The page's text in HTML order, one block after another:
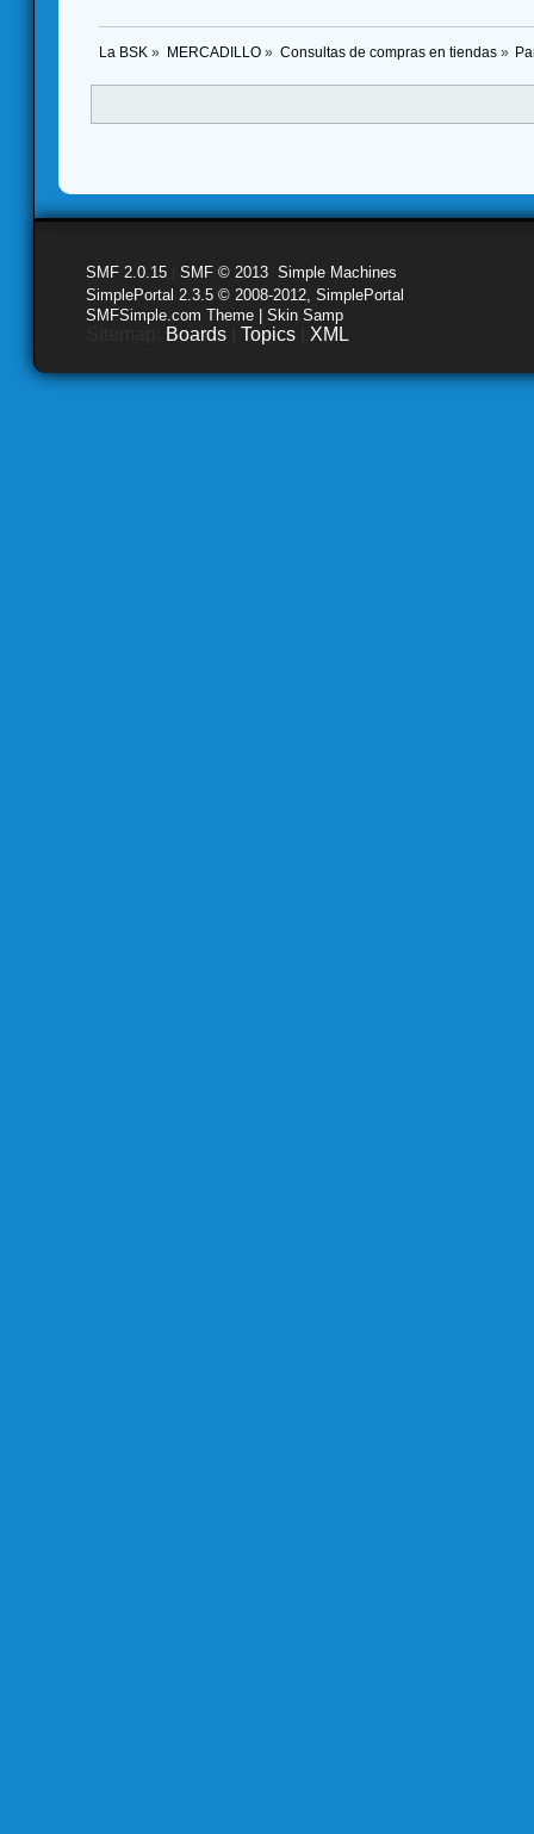
La BSK » MERCADILLO» Consultas de compras en tiendas»
SMF 2.0.15 SMF © 2013 Simple Machines
SimplePortal 2.3.5 © 2008-2012, SimplePortal
SMFSimple.com Theme | Skin Samp
Boards Topics XML